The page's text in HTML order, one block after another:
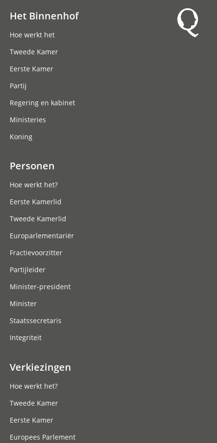
Het Binnenhof
Hoe werkt het
Tweede Kamer
Eerste Kamer
Partij
Regering en kabinet
Ministeries
Koning
Personen
Hoe werkt het?
Eerste Kamerlid
Tweede Kamerlid
Europarlementariër
Fractievoorzitter
Partijleider
Minister-president
Minister
Staatssecretaris
Integriteit
Verkiezingen
Hoe werkt het?
Tweede Kamer
Eerste Kamer
Europees Parlement